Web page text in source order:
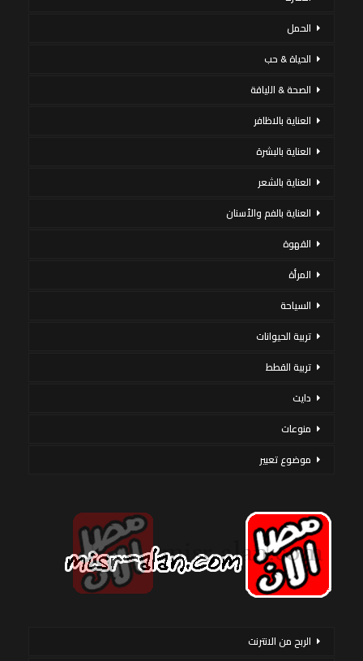
الحمل
الحياة & حب
الصحة & اللياقة
العناية بالاظافر
العناية بالبشرة
العناية بالشعر
العناية بالفم والأسنان
القهوة
المرأة
السياحة
تربية الحيوانات
تربية القطط
دايت
منوعات
موضوع تعبير
الربح من الانترنت